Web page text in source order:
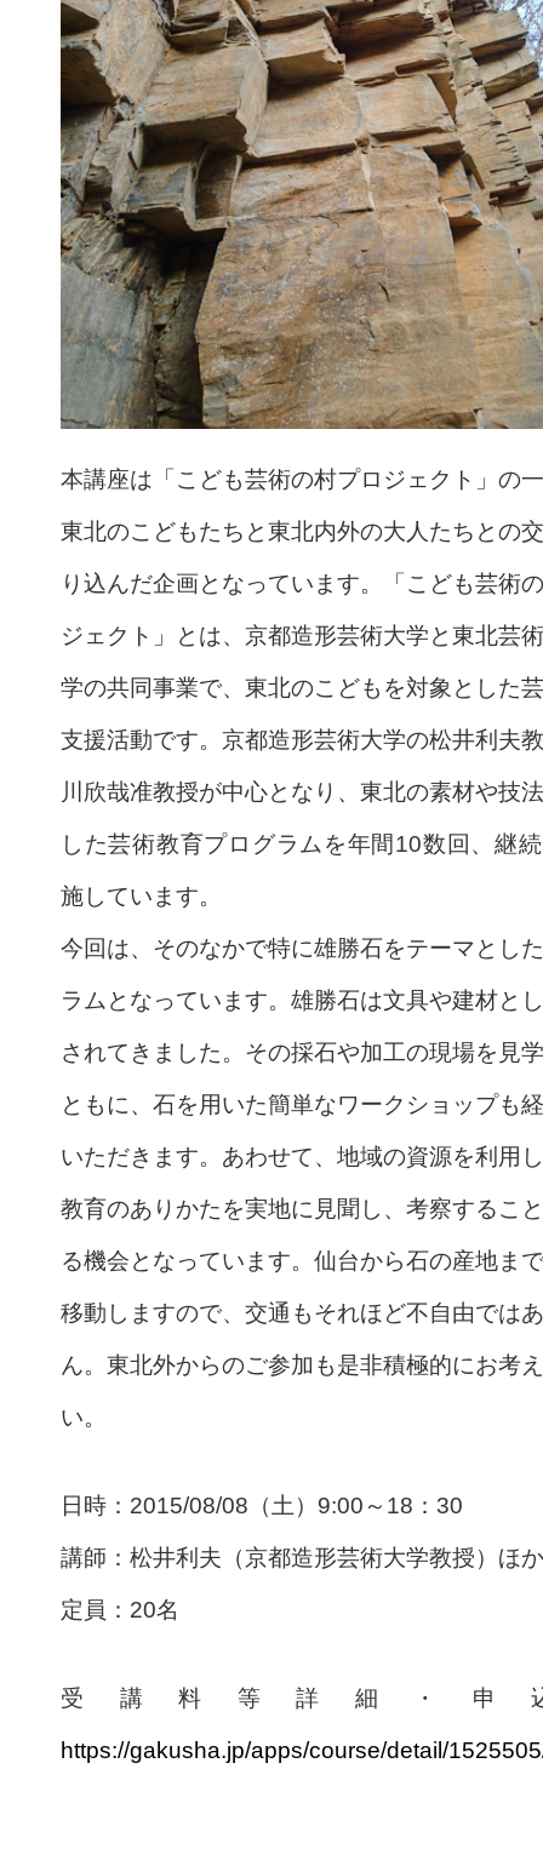
本講座は「こども芸術の村プロジェクト」の
東北のこどもたちと東北内外の大人たちとの
り込んだ企画となっています。「こども芸術
ジェクト」とは、京都造形芸術大学と東北芸
学の共同事業で、東北のこどもを対象とした
支援活動です。京都造形芸術大学の松井利夫
川欣哉准教授が中心となり、東北の素材や技
した芸術教育プログラムを年間10数回、継
施しています。
今回は、そのなかで特に雄勝石をテーマとし
ラムとなっています。雄勝石は文具や建材と
されてきました。その採石や加工の現場を見
ともに、石を用いた簡単なワークショップも
いただきます。あわせて、地域の資源を利用
教育のありかたを実地に見聞し、考察するこ
る機会となっています。仙台から石の産地ま
移動しますので、交通もそれほど不自由では
ん。東北外からのご参加も是非積極的にお考
い。
日時：2015/08/08（土）9:00～18：30
講師：松井利夫（京都造形芸術大学教授）ほ
定員：20名
受講料等詳細・申
https://gakusha.jp/apps/course/detail/